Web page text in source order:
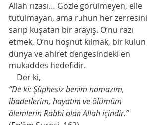
Allah rızası… Gözle görülmeyen, elle
tutulmayan, ama ruhun her zerresini
sarıp kuşatan bir arayış. O’nu razı
etmek, O’nu hoşnut kılmak, bir kulun
dünya ve ahiret dengesindeki en
mukaddes hedefidir.
Der ki,
“De ki: Şüphesiz benim namazım,
ibadetlerim, hayatım ve ölümüm
âlemlerin Rabbi olan Allah içindir.”